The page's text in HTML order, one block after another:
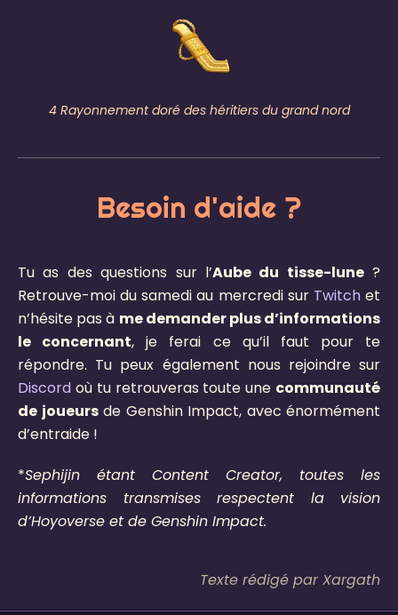
4 Rayonnement doré des héritiers du grand nord
Besoin d'aide ?
Tu as des questions sur l’Aube du tisse-lune?
Retrouve-moi du samedi au mercredi sur Twitchet
n’hésite pas à me demander plus d’informations
le concernant, je ferai ce qu’il faut pour te
répondre. Tu peux également nous rejoindre sur
Discord où tu retrouveras toute une communauté
de joueursde Genshin Impact, avec énormément
d’entraide !
*Sephijin étant Content Creator, toutes les
informations transmises respectent la vision
d’Hoyoverse et de Genshin Impact.
Texte rédigé par Xargath